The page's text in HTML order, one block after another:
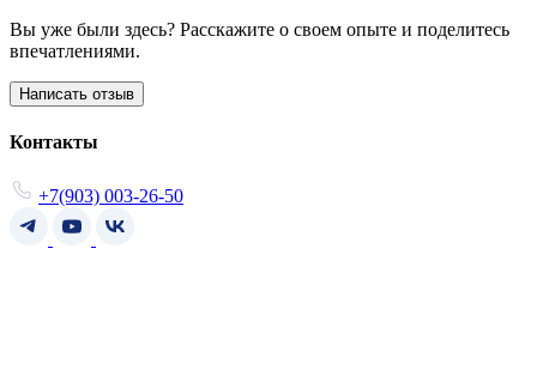
Вы уже были здесь? Расскажите о своем опыте и поделитесь
впечатлениями.
Написать отзыв
Контакты
+7(903) 003-26-50